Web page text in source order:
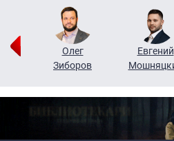
Олег
Зиборов
Евгений